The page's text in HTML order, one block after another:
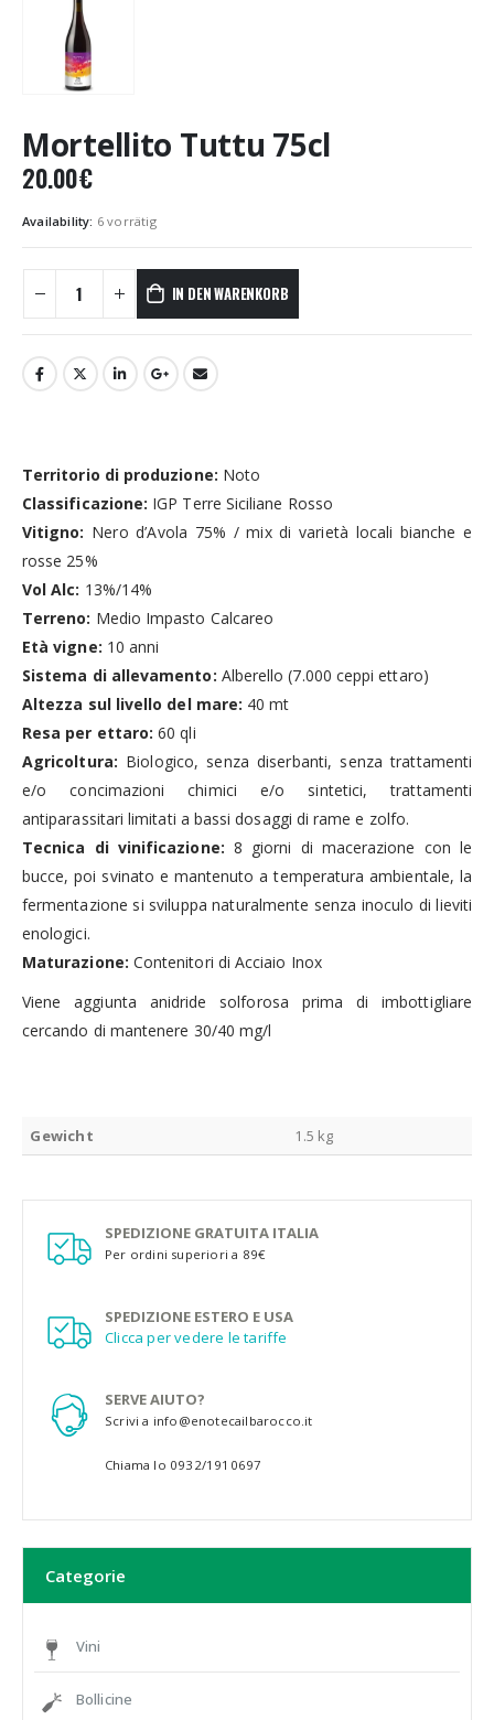
Mortellito Tuttu 75cl
20.00€
Availability: 6 vorrätig
IN DEN WARENKORB
Territorio di produzione: Noto
Classificazione: IGP Terre Siciliane Rosso
Vitigno: Nero d’Avola 75% / mix di varietà locali bianche e
rosse 25%
Vol Alc: 13%/14%
Terreno: Medio Impasto Calcareo
Età vigne: 10 anni
Sistema di allevamento: Alberello (7.000 ceppi ettaro)
Altezza sul livello del mare: 40 mt
Resa per ettaro: 60 qli
Agricoltura: Biologico, senza diserbanti, senza trattamenti
e/o concimazioni chimici e/o sintetici, trattamenti
antiparassitari limitati a bassi dosaggi di rame e zolfo.
Tecnica di vinificazione: 8 giorni di macerazione con le
bucce, poi svinato e mantenuto a temperatura ambientale, la
fermentazione si sviluppa naturalmente senza inoculo di lieviti
enologici.
Maturazione: Contenitori di Acciaio Inox
Viene aggiunta anidride solforosa prima di imbottigliare
cercando di mantenere 30/40 mg/l
Gewicht 1.5 kg
SPEDIZIONE GRATUITA ITALIA
Per ordini superiori a 89€
SPEDIZIONE ESTERO E USA
Clicca per vedere le tariffe
SERVE AIUTO?
Scrivi a info@enotecailbarocco.it
Chiama lo 0932/1910697
Categorie
Vini
Bollicine